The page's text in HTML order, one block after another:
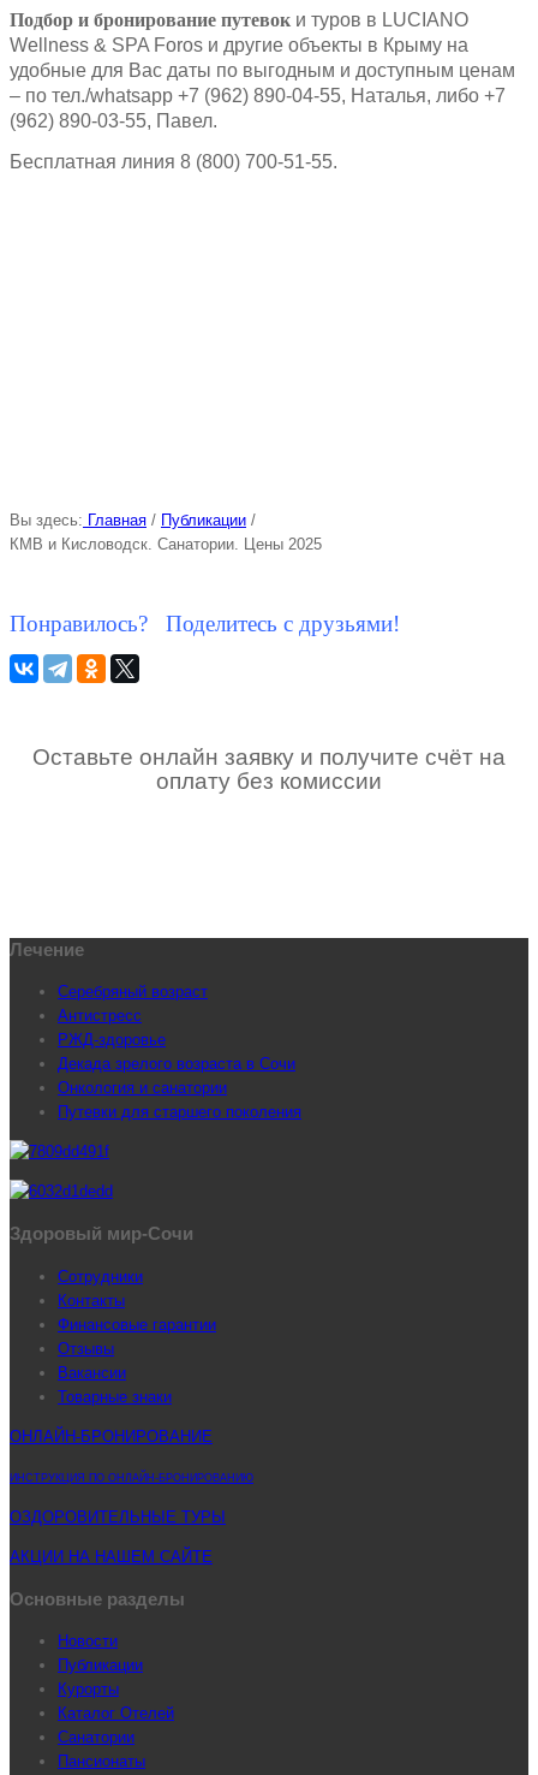
Подбор и бронирование путевок и туров в LUCIANO
Wellness & SPA Foros и другие объекты в Крыму на
удобные для Вас даты по выгодным и доступным ценам
– по тел./whatsapp +7 (962) 890-04-55, Наталья, либо +7
(962) 890-03-55, Павел.
Бесплатная линия 8 (800) 700-51-55.
Вы здесь: Главная / Публикации /
КМВ и Кисловодск. Санатории. Цены 2025
Понравилось? Поделитесь с друзьями!
Оставьте онлайн заявку и получите счёт на
оплату без комиссии
Лечение
Серебряный возраст
Антистресс
РЖД-здоровье
Декада зрелого возраста в Сочи
Онкология и санатории
Путевки для старшего поколения
Здоровый мир-Сочи
Сотрудники
Контакты
Финансовые гарантии
Отзывы
Вакансии
Товарные знаки
ОНЛАЙН-БРОНИРОВАНИЕ
ИНСТРУКЦИЯ ПО ОНЛАЙН-БРОНИРОВАНИЮ
ОЗДОРОВИТЕЛЬНЫЕ ТУРЫ
АКЦИИ НА НАШЕМ САЙТЕ
Основные разделы
Новости
Публикации
Курорты
Каталог Отелей
Санатории
Пансионаты